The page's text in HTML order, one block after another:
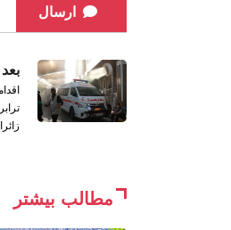
ارسال
بعد
مطالب بیشتر